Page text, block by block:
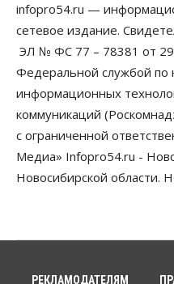
Бизнес Право&Порядок
новосибирские
почту
06 Августа 2026, 11:00
Общество
Медики готовятся к
клещей в
06 Августа 2026, 10:00
06 Августа 2026, 09:00
infopro54.ru —
сетевое издание.
ЭЛ № ФС 77 – 78381 от
Федеральной службой по
информационных
коммуникаций
с ограниченной
Медиа» Infopro54.ru -
Новосибирской области.
РЕКЛАМОДАТЕЛЯМ